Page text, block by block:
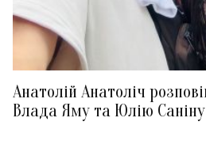
Анатолій Анатоліч
Влада Яму та Юлію Саніну